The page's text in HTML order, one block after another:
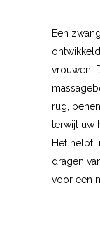
Een
vrouwen.
rug,
terwijl uw
Het helpt
dragen
voor een